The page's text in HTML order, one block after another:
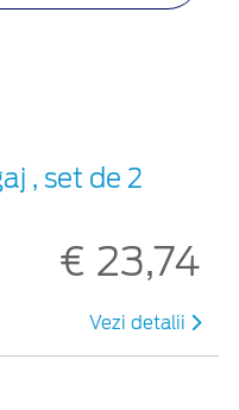
, set de 2
€ 23,74
Vezi detalii